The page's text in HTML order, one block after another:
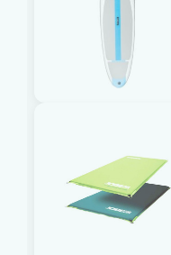
Airhead
Eurovinil
(1)
Jobe(2)
Jobe Sport
Prezzo
0,00 € - 2.808,00 €